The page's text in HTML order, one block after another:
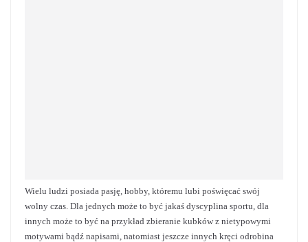
Wielu ludzi posiada pasję, hobby, któremu lubi poświęcać swój
wolny czas. Dla jednych może to być jakaś dyscyplina sportu, dla
innych może to być na przykład zbieranie kubków z nietypowymi
motywami bądź napisami, natomiast jeszcze innych kręci odrobina